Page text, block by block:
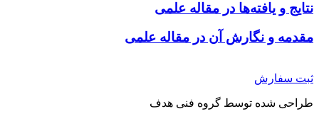
نتایج و یافته‌ها در مقاله علمی
مقدمه و نگارش آن در مقاله علمی
ثبت سفارش
طراحی شده توسط گروه فنی هدف